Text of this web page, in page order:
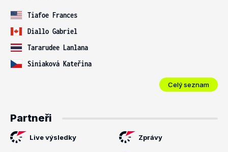
Tiafoe Frances
Diallo Gabriel
Tararudee Lanlana
Siniaková Kateřina
Celý seznam
Partneři
Live výsledky Zprávy